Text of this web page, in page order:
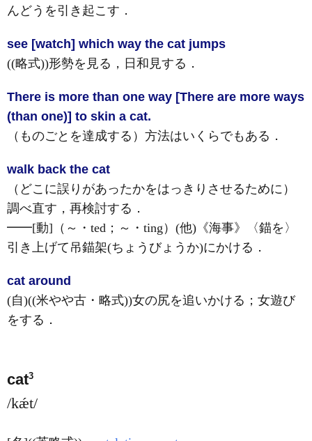
んどうを引き起こす ．
see [watch] which way the cat jumps
((略式))形勢を見る，日和見する ．
There is more than one way [There are more ways
(than one)] to skin a cat.
（ものごとを達成する）方法はいくらでもある ．
walk back the cat
（どこに誤りがあったかをはっきりさせるために）
調べ直す，再検討する ．
━━[動] （～・ted；～・ting） (他) 《海事》
〈錨を〉
引き上げて吊錨架(ちょうびょうか)にかける ．
cat around
(自)((米やや古・略式))女の尻を追いかける；女遊び
をする ．
cat3
/kǽt/